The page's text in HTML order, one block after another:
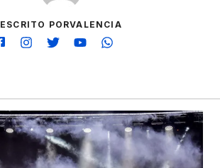
ESCRITO PORVALENCIA